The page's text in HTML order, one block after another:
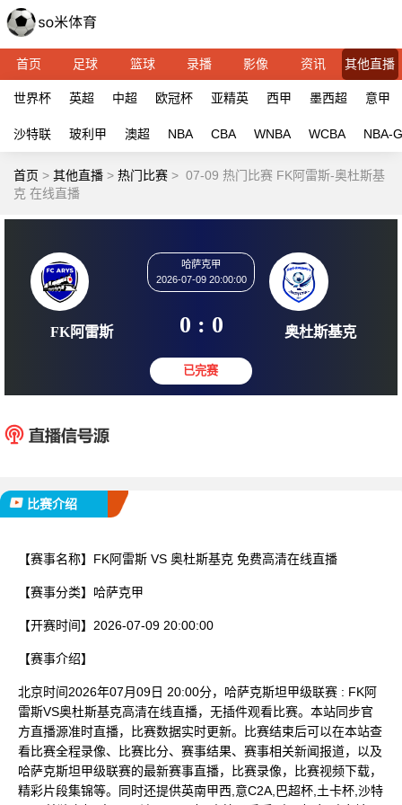
首页 足球 篮球 录播 影像 资讯 其他直播
世界杯 英超 中超 欧冠杯 亚精英 西甲 墨西超 意甲
沙特联 玻利甲 澳超 NBA CBA WNBA WCBA NBA-G
首页 > 其他直播 > 热门比赛 > 07-09 热门比赛 FK阿雷斯-奥杜斯基
克 在线直播
哈萨克甲
2026-07-09 20:00:00
0 : 0
比赛介绍
【赛事名称】 FK阿雷斯 VS 奥杜斯基克 免费高清在线直播
【赛事分类】 哈萨克甲
【开赛时间】 2026-07-09 20:00:00
【赛事介绍】
北京时间2026年07月09日 20:00分，哈萨克斯坦甲级联赛 : FK阿
雷斯VS奥杜斯基克高清在线直播，无插件观看比赛。本站同步官
方直播源准时直播，比赛数据实时更新。比赛结束后可以在本站查
看比赛全程录像、比赛比分、赛事结果、赛事相关新闻报道，以及
哈萨克斯坦甲级联赛的最新赛事直播，比赛录像，比赛视频下载，
精彩片段集锦等。同时还提供英南甲西,意C2A,巴超杯,土卡杯,沙特